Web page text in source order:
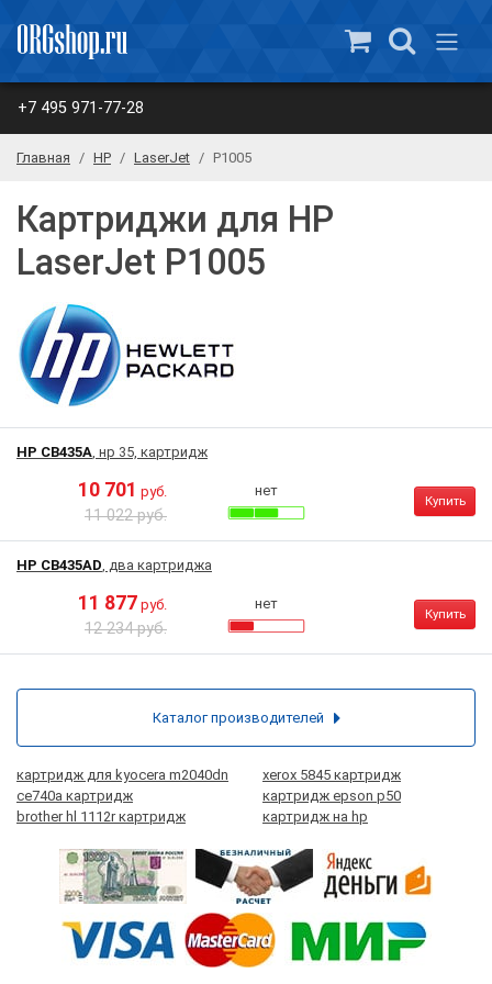
+7 495 971-77-28
Главная HP LaserJet P1005
Картриджи для HP
LaserJet P1005
HP CB435A, нр 35, картридж
10 701 руб.
11 022 руб.
нет
Купить
HP CB435AD, два картриджа
11 877 руб.
12 234 руб.
нет
Купить
картридж для kyocera m2040dn
xerox 5845 картридж
ce740a картридж
картридж epson p50
brother hl 1112r картридж
картридж на hp